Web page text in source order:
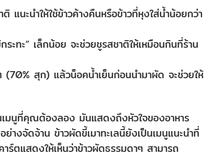
แนะนำให้ใช้ข้าวค้างคืนหรือข้าวที่หุงใส่น้ำน้อยกว่า
ะทะ” เล็กน้อย จะช่วยชูรสชาติให้เหมือนกินที่ร้าน
(70% สุก) แล้วน็อคน้ำเย็นก่อนนำมาผัด จะช่วยให้
เมนูที่คุณต้องลอง มันแสดงถึงหัวใจของอาหาร
งจัดจ้าน ข้าวผัดขี้เมาทะเลนี้ยังเป็นเมนูแนะนำที่
ร์ตแสดงให้เห็นว่าข้าวผัดธรรมดาๆ สามารถ